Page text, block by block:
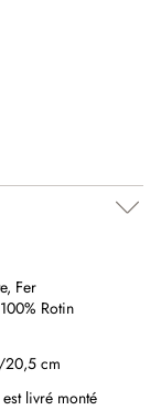
, Fer
100% Rotin
cm
est livré monté